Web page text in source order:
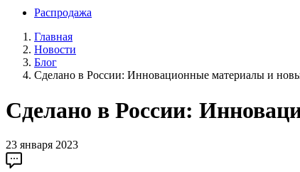
Распродажа
Главная
Новости
Блог
Сделано в России: Инновационные материалы и
Сделано в России:
23 января 2023